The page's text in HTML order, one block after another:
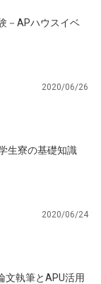
－APハウスイベ
2020/06/26
生寮の基礎知識
2020/06/24
文執筆とAPU活用